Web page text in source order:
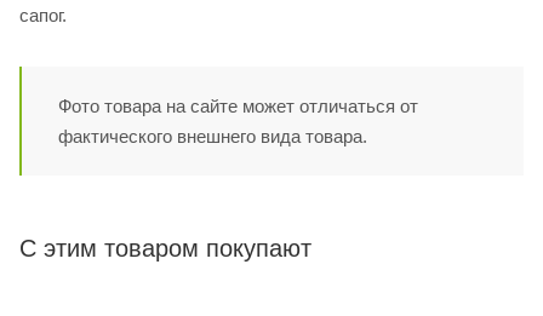
сапог.
Фото товара на сайте может отличаться от
фактического внешнего вида товара.
С этим товаром покупают